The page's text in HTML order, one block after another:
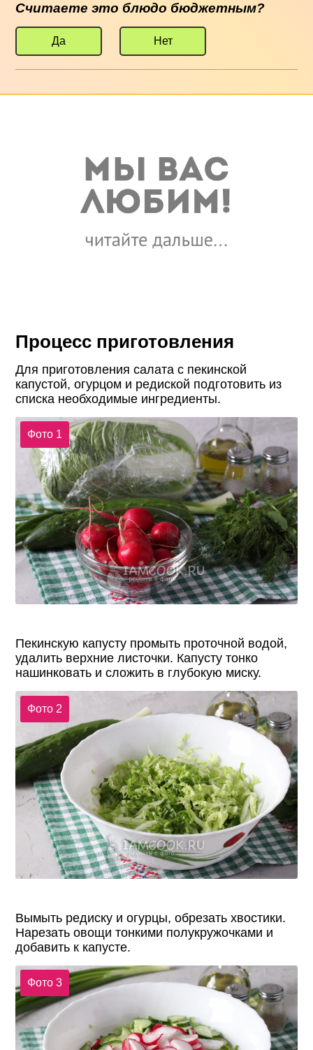
Считаете это блюдо бюджетным?
Да Нет
Процесс приготовления
Для приготовления салата с пекинской
капустой, огурцом и редиской подготовить из
списка необходимые ингредиенты.
Фото 1
Пекинскую капусту промыть проточной водой,
удалить верхние листочки. Капусту тонко
нашинковать и сложить в глубокую миску.
Фото 2
Вымыть редиску и огурцы, обрезать хвостики.
Нарезать овощи тонкими полукружочками и
добавить к капусте.
Фото 3